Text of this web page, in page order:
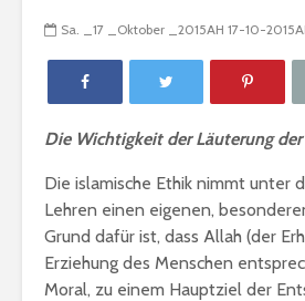
Sa. _17 _Oktober _2015AH 17-10-
Die Wichtigkeit der Läuterung der
Die islamische Ethik nimmt unter
Lehren einen eigenen,
Grund dafür ist, dass Allah (der
Erziehung des Menschen
Moral, zu einem Hauptziel der